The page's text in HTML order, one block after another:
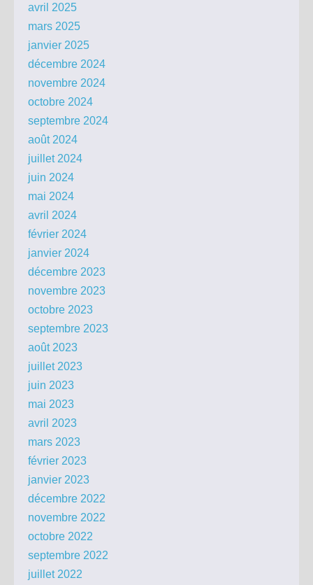
avril 2025
mars 2025
janvier 2025
décembre 2024
novembre 2024
octobre 2024
septembre 2024
août 2024
juillet 2024
juin 2024
mai 2024
avril 2024
février 2024
janvier 2024
décembre 2023
novembre 2023
octobre 2023
septembre 2023
août 2023
juillet 2023
juin 2023
mai 2023
avril 2023
mars 2023
février 2023
janvier 2023
décembre 2022
novembre 2022
octobre 2022
septembre 2022
juillet 2022